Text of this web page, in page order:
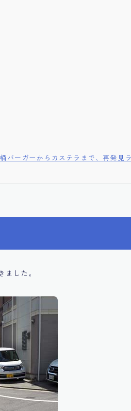
ーガーからカステラまで、再発見ラ
した。